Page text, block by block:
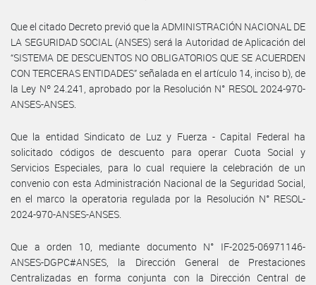
Que el citado Decreto previó que la ADMINISTRACIÓN NACIONAL DE
LA SEGURIDAD SOCIAL (ANSES) será la Autoridad de Aplicación del
“SISTEMA DE DESCUENTOS NO OBLIGATORIOS QUE SE ACUERDEN
CON TERCERAS ENTIDADES” señalada en el artículo 14, inciso b), de
la Ley Nº 24.241, aprobado por la Resolución N° RESOL 2024-970-
ANSES-ANSES.
Que la entidad Sindicato de Luz y Fuerza - Capital Federal ha
solicitado códigos de descuento para operar Cuota Social y
Servicios Especiales, para lo cual requiere la celebración de un
convenio con esta Administración Nacional de la Seguridad Social,
en el marco la operatoria regulada por la Resolución N° RESOL-
2024-970-ANSES-ANSES.
Que a orden 10, mediante documento N° IF-2025-06971146-
ANSES-DGPC#ANSES, la Dirección General de Prestaciones
Centralizadas en forma conjunta con la Dirección Central de